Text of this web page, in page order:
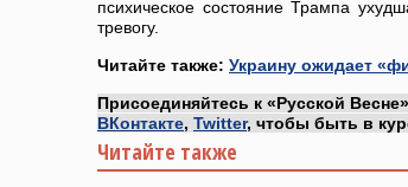
психическое состояние Трампа
тревогу.
Читайте также: Украину ожидает
Присоединяйтесь к «Русской
ВКонтакте, Twitter, чтобы быть в
Читайте также